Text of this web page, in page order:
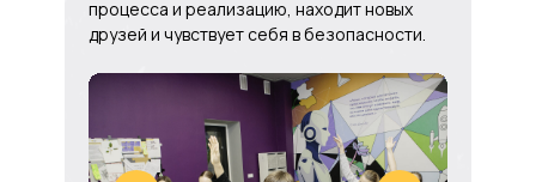
процесса и реализацию, находит новых
друзей и чувствует себя в безопасности.